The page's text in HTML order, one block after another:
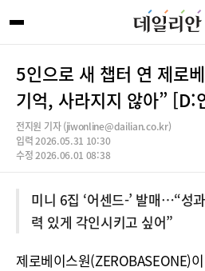
5인으로 새 챕터 연 제로
기억, 사라지지 않아” [D:
전지원 기자 (jiwonline@dailian.co.kr)
입력 2026.05.31 10:30
수정 2026.06.01 08:38
미니 6집 ‘어센드-’ 발매…“성
력 있게 각인시키고 싶어”
제로베이스원(ZEROBASEONE)